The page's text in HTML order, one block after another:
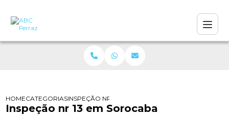
HOMECATEGORIASINSPEÇÃO NR 13 EM SOROCABA
Inspeção nr 13 em Sorocaba